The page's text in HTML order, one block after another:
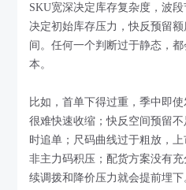
SKU宽深决定库存复杂度，波
决定初始库存压力，快反预留
间。任何一个判断过于静态，
本。
比如，首单下得过重，季中即
很难快速收缩；快反空间预留
时追单；尺码曲线过于粗放，
非主力码积压；配货方案没有
续调拨和降价压力就会提前埋下